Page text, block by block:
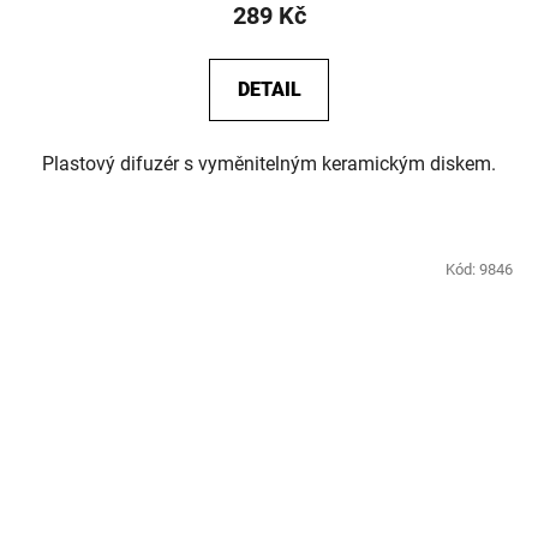
289 Kč
DETAIL
Plastový difuzér s vyměnitelným keramickým diskem.
Kód: 9846